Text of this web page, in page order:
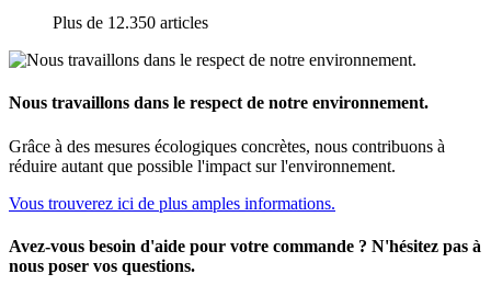
Plus de 12.350 articles
Nous travaillons dans le respect de notre environnement.
Grâce à des mesures écologiques concrètes, nous contribuons à
réduire autant que possible l'impact sur l'environnement.
Vous trouverez ici de plus amples informations.
Avez-vous besoin d'aide pour votre commande ? N'hésitez pas à
nous poser vos questions.